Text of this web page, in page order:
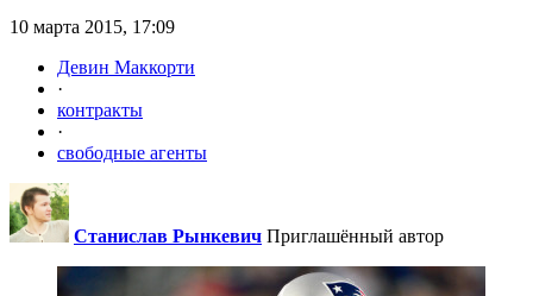
10 марта 2015, 17:09
Девин Маккорти
·
контракты
·
свободные агенты
Станислав Рынкевич Приглашённый автор